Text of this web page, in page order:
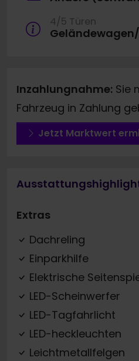
4/5 Türen
Inzahlungnahme: Sie
Fahrzeug in Zahlung
Jetzt Marktwert
Extras
Dachreling
Einparkhilfe
Elektrische
LED-Scheinwerfer
LED-Tagfahrlicht
LED-heckleuchten
Leichtmetallfelgen